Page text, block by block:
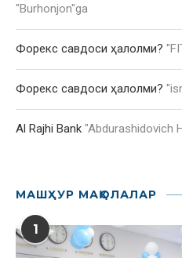
"Burhonjon"ga
Форекс савдоси ҳалолми? "
Форекс савдоси ҳалолми? "
Al Rajhi Bank "Abdurashidovich
МАШҲУР МАҚОЛАЛАР
1